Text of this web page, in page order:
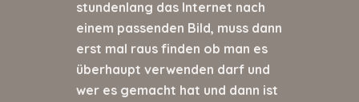
stundenlang das Internet nach
einem passenden Bild, muss dann
erst mal raus finden ob man es
überhaupt verwenden darf und
wer es gemacht hat und dann ist